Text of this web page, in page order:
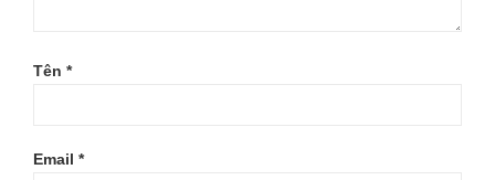
Tên *
Email *